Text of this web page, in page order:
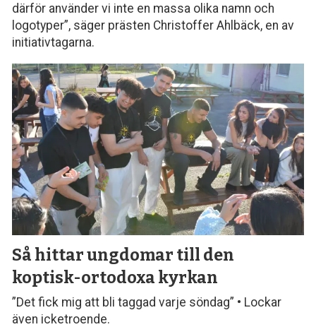
därför använder vi inte en massa olika namn och
logotyper”, säger prästen Christoffer Ahlbäck, en av
initiativtagarna.
Så hittar ungdomar till den
koptisk-ortodoxa kyrkan
”Det fick mig att bli taggad varje söndag” • Lockar
även icketroende.